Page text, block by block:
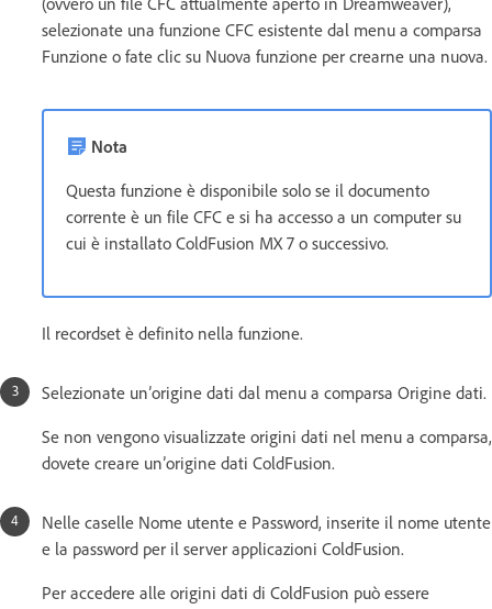
selezionate una funzione CFC esistente dal menu a comparsa
Funzione o fate clic su Nuova funzione per crearne una nuova.
Nota
Questa funzione è disponibile solo se il documento
corrente è un file CFC e si ha accesso a un computer su
cui è installato ColdFusion MX 7 o successivo.
Il recordset è definito nella funzione.
Selezionate un’origine dati dal menu a comparsa Origine dati.
Se non vengono visualizzate origini dati nel menu a comparsa,
dovete creare un’origine dati ColdFusion.
Nelle caselle Nome utente e Password, inserite il nome utente
e la password per il server applicazioni ColdFusion.
Per accedere alle origini dati di ColdFusion può essere